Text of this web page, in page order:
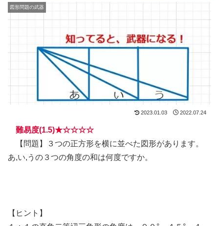
図形問題の武器
2023.01.03 2022.07.24
難易度(1.5)★☆☆☆☆
【問題】３つの正方形を横に並べた図形があります。
あ,い,うの３つの角度の和は何度ですか。
【ヒント】